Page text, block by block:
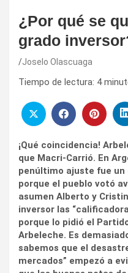
¿Por qué se
grado
Joselo Olascuaga
Tiempo de lectura: 4
¡Qué coincidencia!
que Macri-Carrió. En
penúltimo ajuste fue un
porque el pueblo votó
asumen Alberto y
inversor las
porque lo pidió el
Arbeleche. Es
sabemos que el
mercados” empezó a